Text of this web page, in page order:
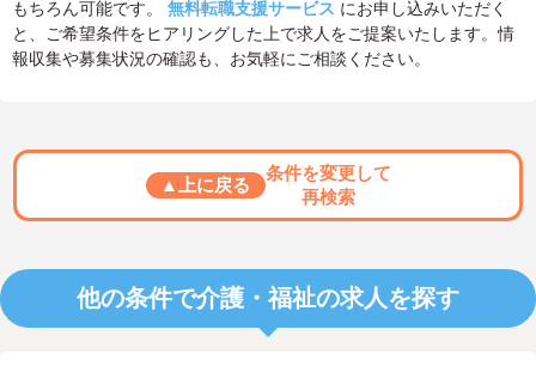
もちろん可能です。 無料転職支援サービス にお申し込みいただく
と、ご希望条件をヒアリングした上で求人をご提案いたします。情
報収集や募集状況の確認も、お気軽にご相談ください。
▲上に戻る
条件を変更して
再検索
他の条件で介護・福祉の求人を探す